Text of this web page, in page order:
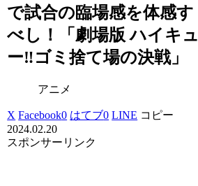
で試合の臨場感を体感す
べし！「劇場版 ハイキュ
ー‼ゴミ捨て場の決戦」
アニメ
X Facebook0 はてブ0 LINE コピー
2024.02.20
スポンサーリンク